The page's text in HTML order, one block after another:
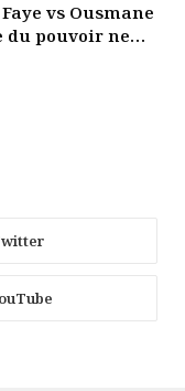
vs Ousmane
du pouvoir ne
les liens de la